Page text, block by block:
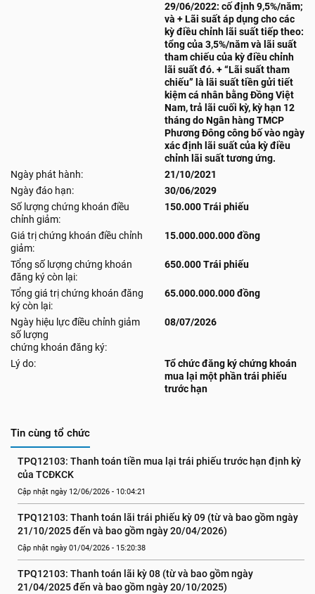
29/06/2022: cố định 9,5%/năm;
và + Lãi suất áp dụng cho các
kỳ điều chỉnh lãi suất tiếp theo:
tổng của 3,5%/năm và lãi suất
tham chiếu của kỳ điều chỉnh
lãi suất đó. + “Lãi suất tham
chiếu” là lãi suất tiền gửi tiết
kiệm cá nhân bằng Đồng Việt
Nam, trả lãi cuối kỳ, kỳ hạn 12
tháng do Ngân hàng TMCP
Phương Đông công bố vào ngày
xác định lãi suất của kỳ điều
chỉnh lãi suất tương ứng.
Ngày phát hành:
21/10/2021
Ngày đáo hạn:
30/06/2029
Số lượng chứng khoán điều
chỉnh giảm:
150.000 Trái phiếu
Giá trị chứng khoán điều chỉnh
giảm:
15.000.000.000 đồng
Tổng số lượng chứng khoán
đăng ký còn lại:
650.000 Trái phiếu
Tổng giá trị chứng khoán đăng
ký còn lại:
65.000.000.000 đồng
Ngày hiệu lực điều chỉnh giảm
số lượng
chứng khoán đăng ký:
08/07/2026
Lý do:
Tổ chức đăng ký chứng khoán
mua lại một phần trái phiếu
trước hạn
Tin cùng tổ chức
TPQ12103: Thanh toán tiền mua lại trái phiếu trước hạn định kỳ
của TCĐKCK
Cập nhật ngày 12/06/2026 - 10:04:21
TPQ12103: Thanh toán lãi trái phiếu kỳ 09 (từ và bao gồm ngày
21/10/2025 đến và bao gồm ngày 20/04/2026)
Cập nhật ngày 01/04/2026 - 15:20:38
TPQ12103: Thanh toán lãi kỳ 08 (từ và bao gồm ngày
21/04/2025 đến và bao gồm ngày 20/10/2025)